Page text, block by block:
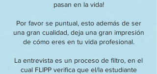
pasan en la vida!
Por favor se puntual, esto además de ser
una gran cualidad, deja una gran impresión
de cómo eres en tu vida profesional.
La entrevista es un proceso de filtro, en el
cual FLIPP verifica que el/la estudiante